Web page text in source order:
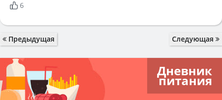
6
Предыдущая Следующая
Дневник
питания